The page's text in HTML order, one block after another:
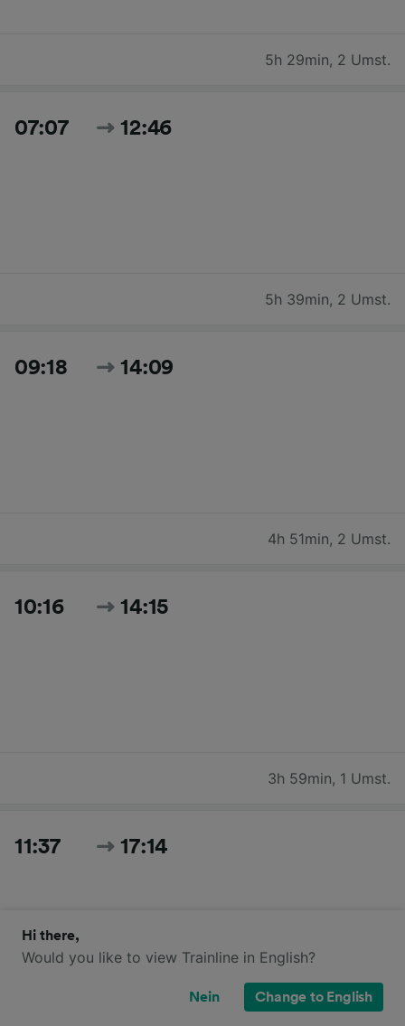
5h 29min, 2 Umst.
07:07 12:46
5h 39min, 2 Umst.
09:18 14:09
4h 51min, 2 Umst.
10:16 14:15
3h 59min, 1 Umst.
11:37 17:14
5h 37min,2 Umst.
Hi there,
Would you like to view Trainline in English?
Nein Change to English